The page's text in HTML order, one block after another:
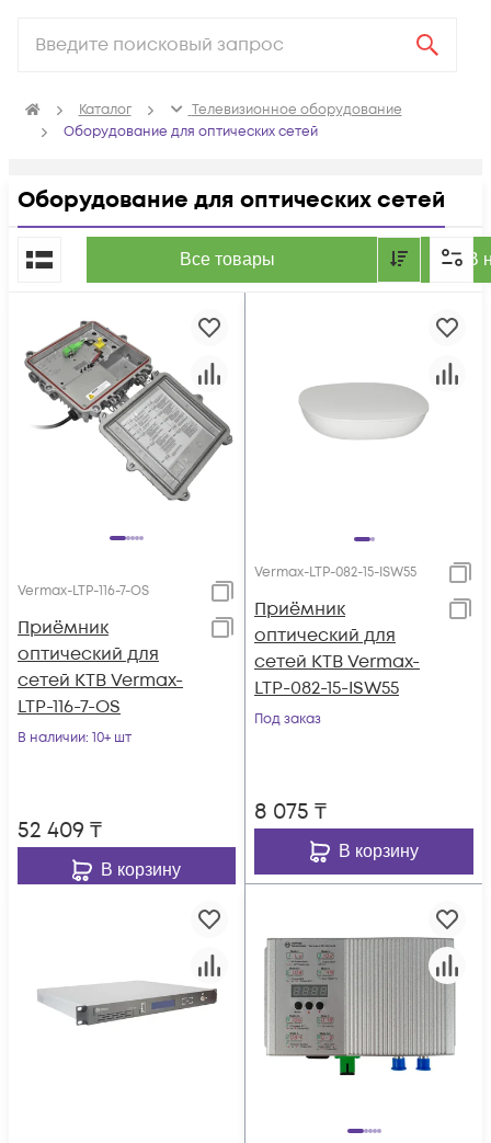
Каталог
Телевизионное оборудование
Оборудование для оптических сетей
Оборудование для оптических сетей
Все товары В
По популярности
Vermax-LTP-116-7-OS
Приёмник
оптический для
сетей КТВ Vermax-
LTP-116-7-OS
В наличии: 10+ шт
52 409 ₸
В корзину
Vermax-LTP-082-15-ISW55
Приёмник
оптический для
сетей КТВ Vermax-
LTP-082-15-ISW55
Под заказ
8 075 ₸
В корзину